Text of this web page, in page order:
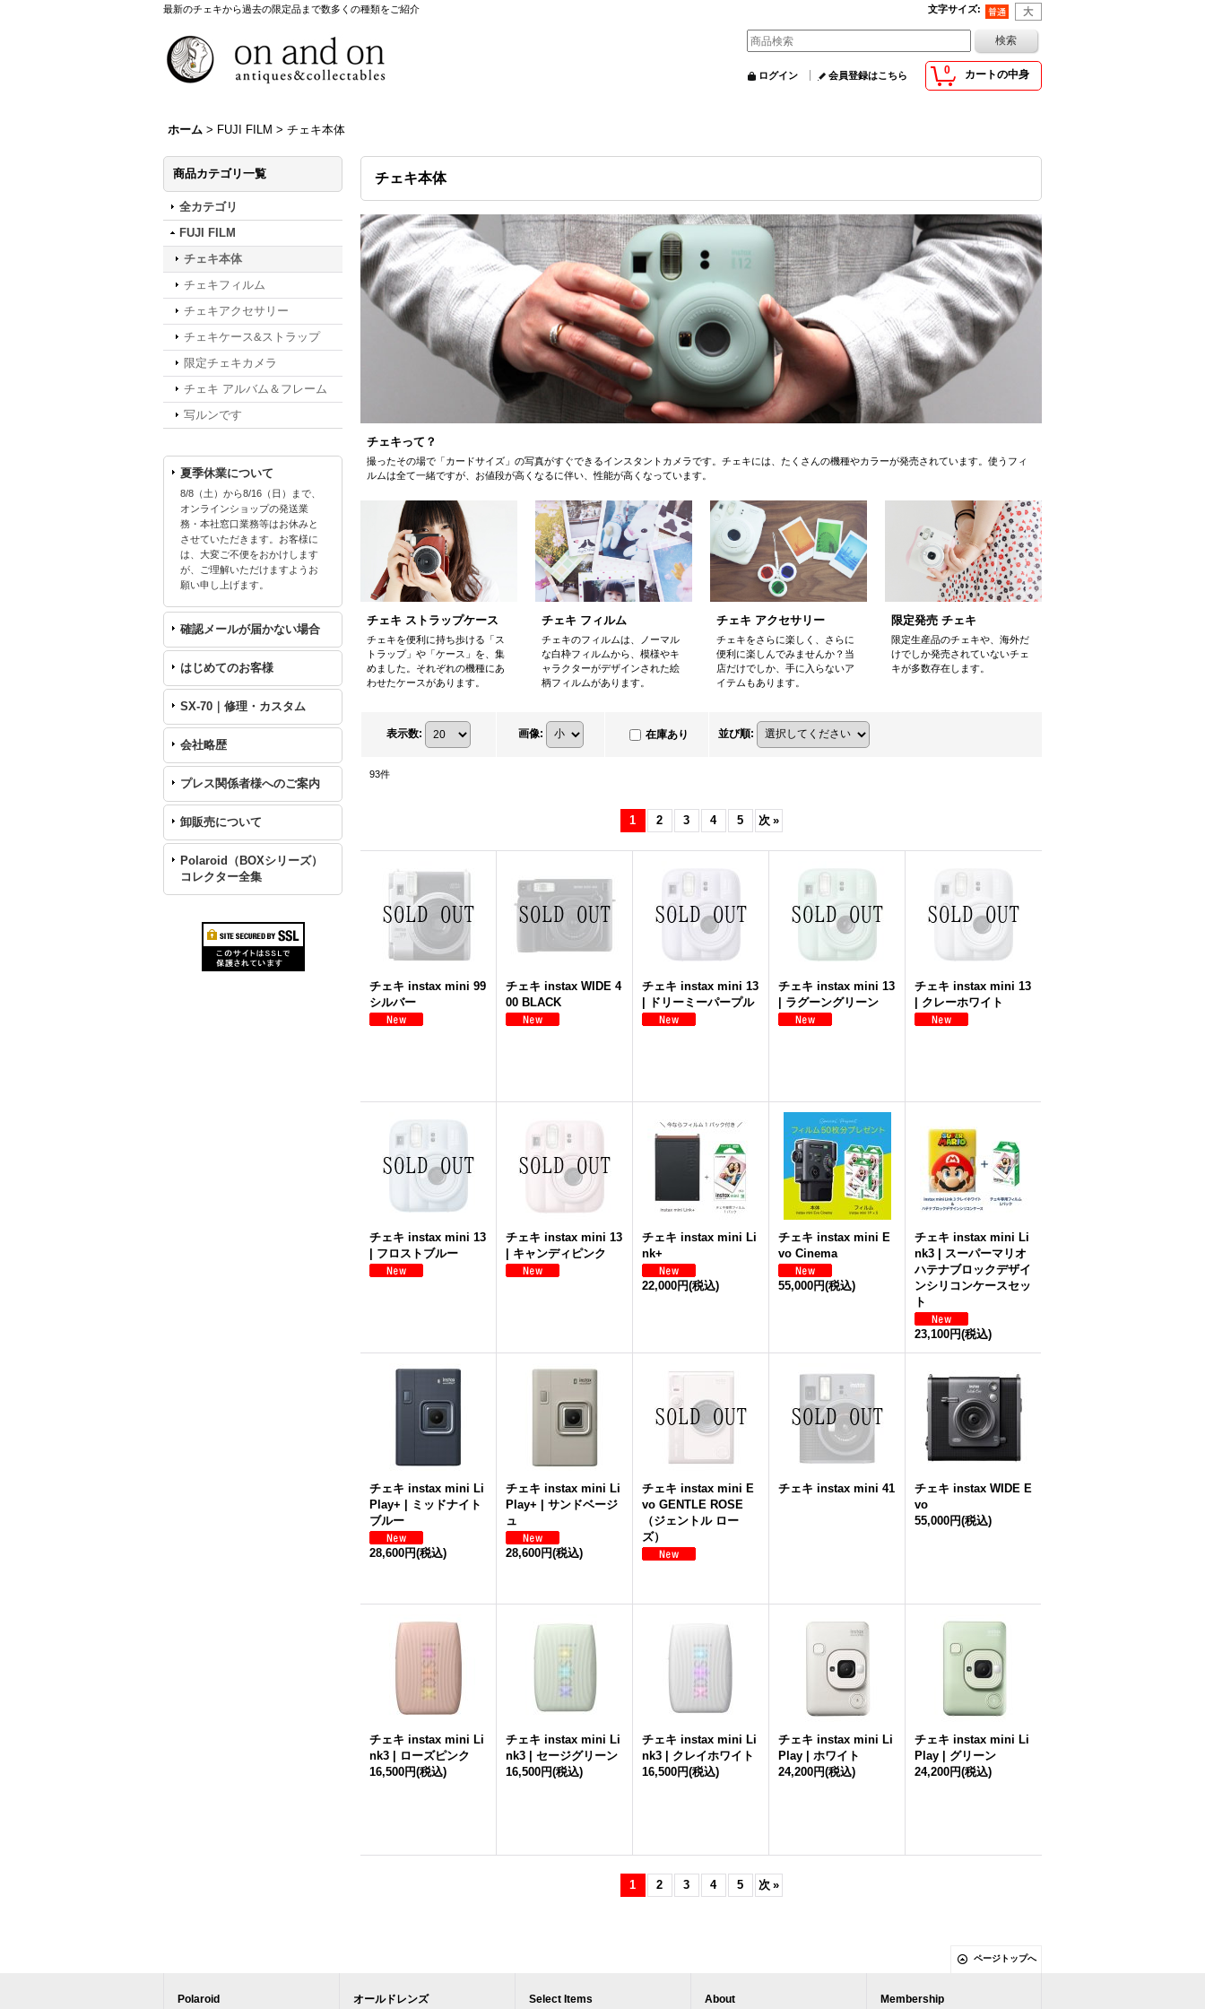
最新のチェキから過去の限定品まで数多くの種類をご紹介 文字サイズ:
0 カートの中身
ログイン 会員登録はこちら
ホーム > FUJI FILM > チェキ本体
商品カテゴリ一覧
全カテゴリ
FUJI FILM
チェキ本体
チェキフィルム
チェキアクセサリー
チェキケース&ストラップ
限定チェキカメラ
チェキ アルバム＆フレーム
写ルンです
夏季休業について
8/8（土）から8/16（日）まで、
オンラインショップの発送業
務・本社窓口業務等はお休みと
させていただきます。お客様に
は、大変ご不便をおかけします
が、ご理解いただけますようお
願い申し上げます。
確認メールが届かない場合
はじめてのお客様
SX-70｜修理・カスタム
会社略歴
プレス関係者様へのご案内
卸販売について
Polaroid（BOXシリーズ）
コレクター全集
チェキ本体
チェキって？
撮ったその場で「カードサイズ」の写真がすぐできるインスタントカメラです。チェキには、たくさんの機種やカラーが発売されています。使うフィ
ルムは全て一緒ですが、お値段が高くなるに伴い、性能が高くなっています。
チェキ ストラップケース
チェキを便利に持ち歩ける「ス
トラップ」や「ケース」を、集
めました。それぞれの機種にあ
わせたケースがあります。
チェキ フィルム
チェキのフィルムは、ノーマル
な白枠フィルムから、模様やキ
ャラクターがデザインされた絵
柄フィルムがあります。
チェキ アクセサリー
チェキをさらに楽しく、さらに
便利に楽しんでみませんか？当
店だけでしか、手に入らないア
イテムもあります。
限定発売 チェキ
限定生産品のチェキや、海外だ
けでしか発売されていないチェ
キが多数存在します。
表示数: 画像: 在庫あり 並び順:
93件
1 2 3 4 5 次 »
チェキ instax mini 99
シルバー
チェキ instax WIDE 4
00 BLACK
チェキ instax mini 13
| ドリーミーパープル
チェキ instax mini 13
| ラグーングリーン
チェキ instax mini 13
| クレーホワイト
チェキ instax mini 13
| フロストブルー
チェキ instax mini 13
| キャンディピンク
チェキ instax mini Li
nk+
22,000円(税込)
チェキ instax mini E
vo Cinema
55,000円(税込)
チェキ instax mini Li
nk3 | スーパーマリオ
ハテナブロックデザイ
ンシリコンケースセッ
ト
23,100円(税込)
チェキ instax mini Li
Play+ | ミッドナイト
ブルー
28,600円(税込)
チェキ instax mini Li
Play+ | サンドベージ
ュ
28,600円(税込)
チェキ instax mini E
vo GENTLE ROSE
（ジェントル ロー
ズ）
チェキ instax mini 41
チェキ instax WIDE E
vo
55,000円(税込)
チェキ instax mini Li
nk3 | ローズピンク
16,500円(税込)
チェキ instax mini Li
nk3 | セージグリーン
16,500円(税込)
チェキ instax mini Li
nk3 | クレイホワイト
16,500円(税込)
チェキ instax mini Li
Play | ホワイト
24,200円(税込)
チェキ instax mini Li
Play | グリーン
24,200円(税込)
1 2 3 4 5 次 »
ページトップへ
Polaroid オールドレンズ Select Items About Membership